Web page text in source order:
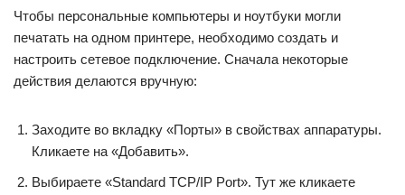
Чтобы персональные компьютеры и ноутбуки могли
печатать на одном принтере, необходимо создать и
настроить сетевое подключение. Сначала некоторые
действия делаются вручную:
Заходите во вкладку «Порты» в свойствах аппаратуры.
Кликаете на «Добавить».
Выбираете «Standard TCP/IP Port». Тут же кликаете